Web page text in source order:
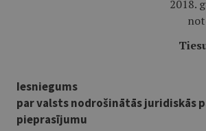
2018.
Iesniegums
par valsts nodrošinātās juridiskās
pieprasījumu